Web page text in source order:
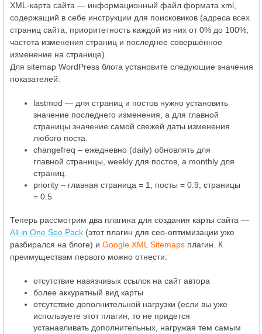
XML-карта сайта — информационный файл формата xml,
содержащий в себе инструкции для поисковиков (адреса всех
страниц сайта, приоритетность каждой из них от 0% до 100%,
частота изменения страниц и последнее совершённое
изменение на странице).
Для sitemap WordPress блога установите следующие значения
показателей:
lastmod — для страниц и постов нужно установить
значение последнего изменения, а для главной
страницы значение самой свежей даты изменения
любого поста.
changefreq – ежедневно (daily) обновлять для
главной страницы, weekly для постов, а monthly для
страниц.
priority – главная страница = 1, посты = 0.9, страницы
= 0.5
Теперь рассмотрим два плагина для создания карты сайта —
All in One Seo Pack (этот плагин для сео-оптимизации уже
разбирался на блоге) и Google XML Sitemaps плагин. К
преимуществам первого можно отнести:
отсутствие навязчивых ссылок на сайт автора
более аккуратный вид карты
отсутствие дополнительной нагрузки (если вы уже
используете этот плагин, то не придется
устанавливать дополнительных, нагружая тем самым